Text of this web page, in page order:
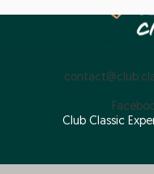
Club Classic